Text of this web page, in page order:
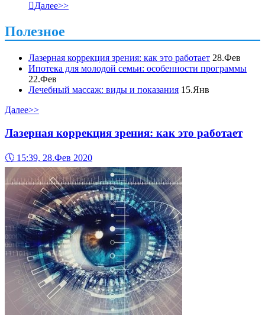
Далее>>
Полезное
Лазерная коррекция зрения: как это работает 28.Фев
Ипотека для молодой семьи: особенности программы
22.Фев
Лечебный массаж: виды и показания 15.Янв
Далее>>
Лазерная коррекция зрения: как это работает
🕔 15:39, 28.Фев 2020